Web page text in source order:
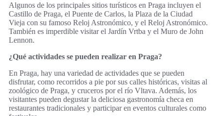
Algunos de los principales sitios turísticos en Praga incluyen el
Castillo de Praga, el Puente de Carlos, la Plaza de la Ciudad
Vieja con su famoso Reloj Astronómico, y el Reloj Astronómico.
También es imperdible visitar el Jardín Vrtba y el Muro de John
Lennon.
¿Qué actividades se pueden realizar en Praga?
En Praga, hay una variedad de actividades que se pueden
disfrutar, como recorridos a pie por sus calles históricas, visitas al
zoológico de Praga, y cruceros por el río Vltava. Además, los
visitantes pueden degustar la deliciosa gastronomía checa en
restaurantes tradicionales y participar en eventos culturales como